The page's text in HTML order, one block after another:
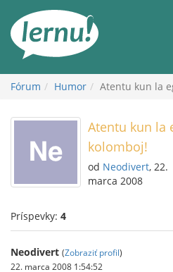
obsah
Fórum Humor Atentu kun la
Atentu kun la
kolomboj!
od Neodivert, 22.
marca 2008
Príspevky: 4
Neodivert (Zobraziť profil)
22. marca 2008 1:54:52